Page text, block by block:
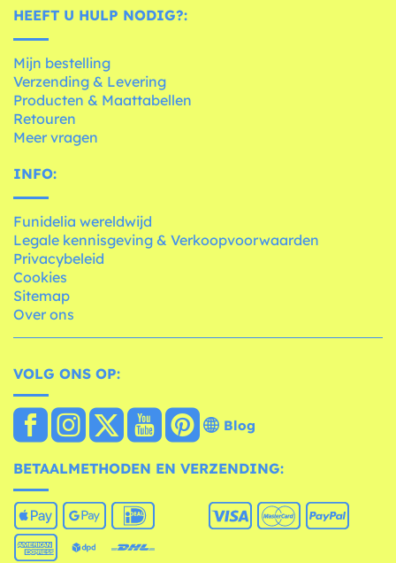
HEEFT U HULP NODIG?:
Mijn bestelling
Verzending & Levering
Producten & Maattabellen
Retouren
Meer vragen
INFO:
Funidelia wereldwijd
Legale kennisgeving & Verkoopvoorwaarden
Privacybeleid
Cookies
Sitemap
Over ons
VOLG ONS OP:
Blog
BETAALMETHODEN EN VERZENDING: